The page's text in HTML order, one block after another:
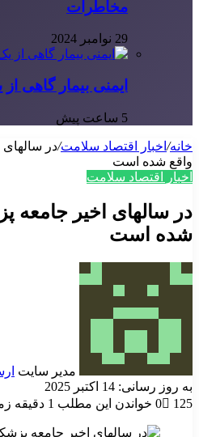
مخاطرات
29 نوامبر 2024
ایمنی بیمار گاهی
5 ساعت پیش
خانه/ اخبار اقتصاد سلامت/در
واقع شده است
اخبار اقتصاد سلامت
در سالهای اخیر جامعه
شده است
مدیر سایت
به روز رسانی: 14 اکتبر 2025
0
125 خواندن این مطلب 1 دقیقه زمان میبرد